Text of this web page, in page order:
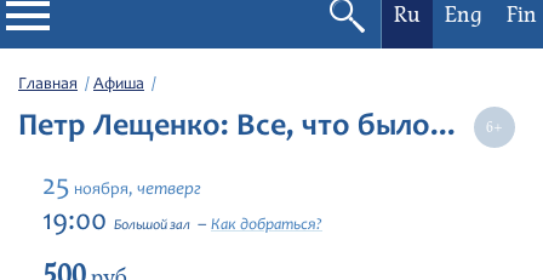
Филармония
Афиша
Фестивали
Ru Eng Fin
Главная Афиша
Петр Лещенко: Все, что было...
25 ноября, четверг
19:00 Большой зал Как добраться?